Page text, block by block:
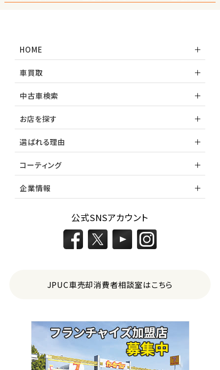
HOME
車買取
中古車検索
お店を探す
選ばれる理由
コーティング
企業情報
公式SNSアカウント
JPUC車売却消費者相談室はこちら